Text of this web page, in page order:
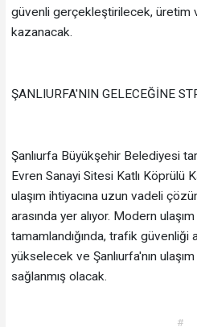
güvenli gerçekleştirilecek, üretim
kazanacak.
ŞANLIURFA'NIN GELECEĞİNE
Şanlıurfa Büyükşehir Belediyesi
Evren Sanayi Sitesi Katlı Köprülü
ulaşım ihtiyacına uzun vadeli
arasında yer alıyor. Modern
tamamlandığında, trafik güvenliği
yükselecek ve Şanlıurfa'nın
sağlanmış olacak.
#